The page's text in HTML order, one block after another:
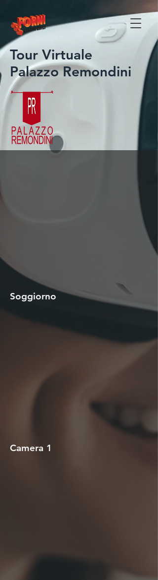
Tour Virtuale
Palazzo Remondini
Soggiorno
Camera 1